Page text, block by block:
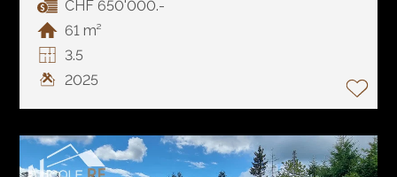
CHF 650'000.-
61 m²
3.5
2025